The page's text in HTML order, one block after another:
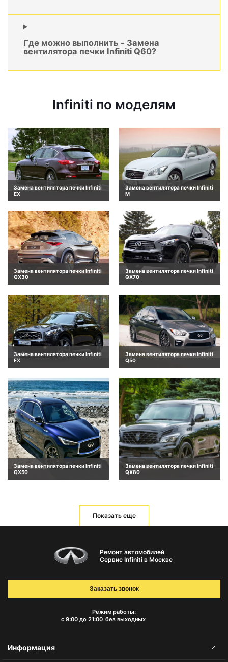
Где можно выполнить - Замена
вентилятора печки Infiniti Q60?
Infiniti по моделям
Замена вентилятора печки Infiniti
EX
Замена вентилятора печки Infiniti
M
Замена вентилятора печки Infiniti
QX30
Замена вентилятора печки Infiniti
QX70
Замена вентилятора печки Infiniti
FX
Замена вентилятора печки Infiniti
Q50
Замена вентилятора печки Infiniti
QX50
Замена вентилятора печки Infiniti
QX80
Показать еще
Ремонт автомобилей
Сервис Infiniti в Москве
Режим работы:
с 9:00 до 21:00 без выходных
Заказать звонок
Информация